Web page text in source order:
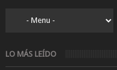
LO MÁS LEÍDO